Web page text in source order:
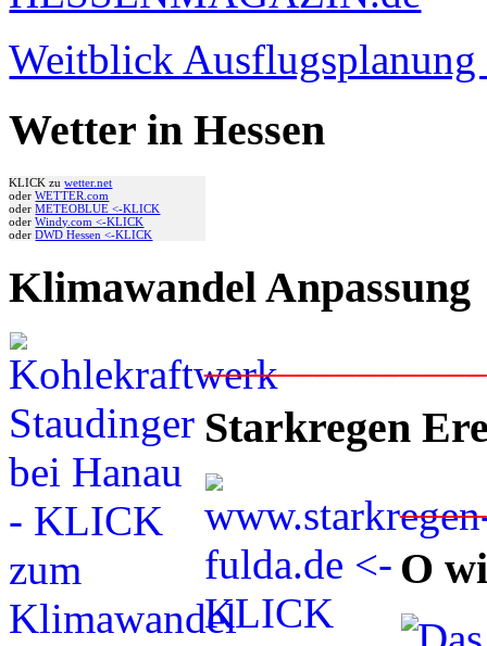
Weitblick
Wetter in Hessen
KLICK zuwetter.net
oderWETTER.com
oderMETEOBLUE <-KLICK
oderWindy.com <-KLICK
oderDWD Hessen <-KLICK
Klimawandel Anpassung
Starkregen
O